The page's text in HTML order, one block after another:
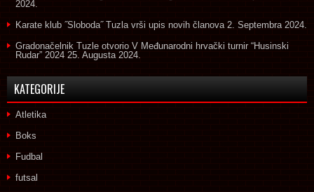
2024.
Karate klub ˝Sloboda˝ Tuzla vrši upis novih članova 2. Septembra 2024.
Gradonačelnik Tuzle otvorio V Međunarodni hrvački turnir “Husinski
Rudar” 2024 25. Augusta 2024.
KATEGORIJE
Atletika
Boks
Fudbal
futsal